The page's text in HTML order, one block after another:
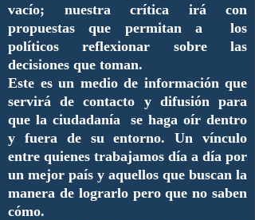
vacío; nuestra crítica irá con
propuestas que permitan a los
políticos reflexionar sobre las
decisiones que toman.
Este es un medio de información que
servirá de contacto y difusión para
que la ciudadanía se haga oír dentro
y fuera de su entorno. Un vínculo
entre quienes trabajamos día a día por
un mejor país y aquellos que buscan la
manera de lograrlo pero que no saben
cómo.